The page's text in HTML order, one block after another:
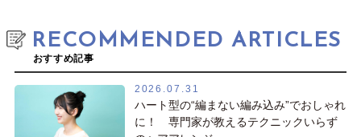
RECOMMENDED ARTICLES
おすすめ記事
2026.07.31
ハート型の“編まない編み込み”でおしゃれ
に！ 専門家が教えるテクニックいらず